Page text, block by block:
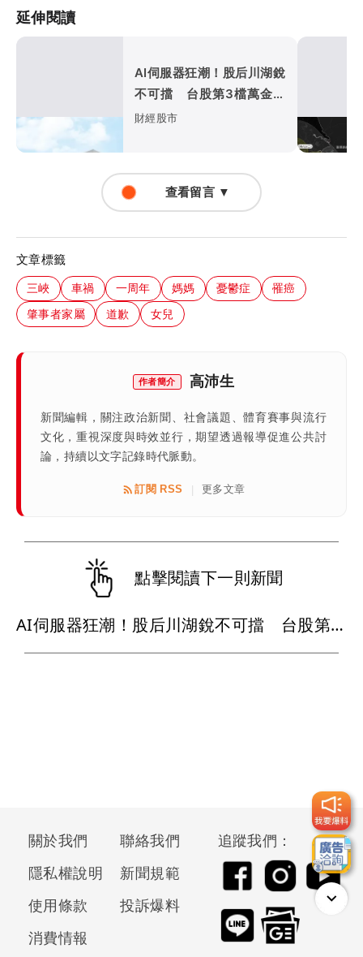
延伸閱讀
AI伺服器狂潮！股后川湖銳
不可擋 台股第3檔萬金股
誕生
財經股市
查看留言 ▼
文章標籤
三峽 車禍 一周年 媽媽 憂鬱症
罹癌
肇事者家屬
道歉 女兒
作者簡介 高沛生
新聞編輯，關注政治新聞、社會議題、體育賽事與流行
文化，重視深度與時效並行，期望透過報導促進公共討
論，持續以文字記錄時代脈動。
訂閱 RSS | 更多文章
點擊閱讀下一則新聞
AI伺服器狂潮！股后川湖銳不可擋 台股第3檔萬金股誕生
關於我們
聯絡我們
隱私權說明
新聞規範
使用條款
投訴爆料
消費情報
追蹤我們：